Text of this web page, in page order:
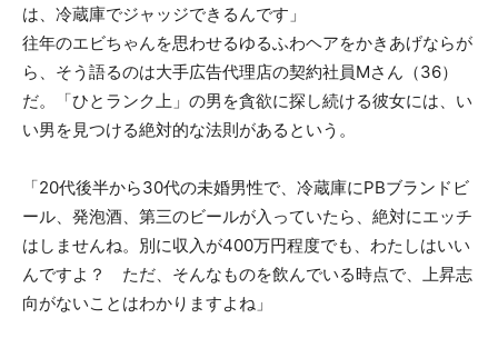
は、冷蔵庫でジャッジできるんです」
往年のエビちゃんを思わせるゆるふわヘアをかきあげならが
ら、そう語るのは大手広告代理店の契約社員Mさん（36）
だ。「ひとランク上」の男を貪欲に探し続ける彼女には、い
い男を見つける絶対的な法則があるという。
「20代後半から30代の未婚男性で、冷蔵庫にPBブランドビ
ール、発泡酒、第三のビールが入っていたら、絶対にエッチ
はしませんね。別に収入が400万円程度でも、わたしはいい
んですよ？ ただ、そんなものを飲んでいる時点で、上昇志
向がないことはわかりますよね」